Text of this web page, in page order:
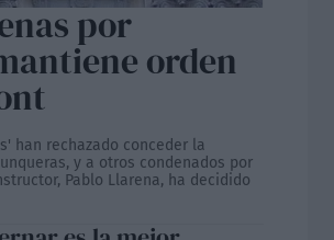
por
orden
han rechazado conceder la
y a otros condenados por
Pablo Llarena, ha decidido